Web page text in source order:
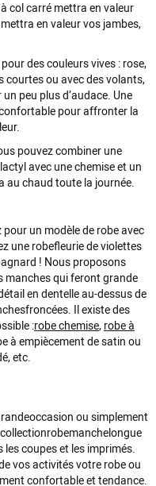
colcarrémettra en valeur
en valeur vos jambes,
des couleurs vives : rose,
courtesou avec desvolants,
peu plus d’audace. Une
pour affronter la
pouvez combiner une
avec unechemiseet un
au chaud toute la journée.
pour un modèle de robeavec
une robefleuriedeviolettes
! Nous proposons
manchesqui feront grande
en dentelleau-dessus de
froncées. Il existe des
:robechemise, robeà
à empiècement desatin ou
, etc.
occasion ou simplement
collectionrobemanchelongue
lescoupeset les imprimés
vos activités votre robeou
confortable et tendance